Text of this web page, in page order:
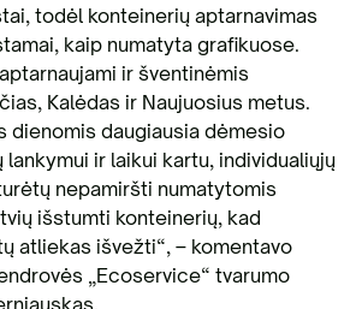
todėl konteinerių aptarnavimas
kaip numatyta grafikuose.
ir šventinėmis
Kalėdas ir Naujuosius metus.
dienomis daugiausia dėmesio
ir laikui kartu, individualiųjų
nepamiršti numatytomis
išstumti konteinerių, kad
atliekas išvežti“, – komentavo
„Ecoservice“ tvarumo